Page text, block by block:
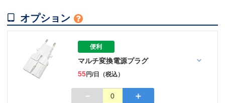
 オプション 
便利
マルチ変換電源プラグ
55円/日（税込）
－ 0 ＋